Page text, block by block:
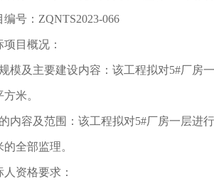
号：ZQNTS2023-066
目概况：
模及主要建设内容：该工程拟对5#厂房
米。
内容及范围：该工程拟对5#厂房一层进
的全部监理。
资格要求：